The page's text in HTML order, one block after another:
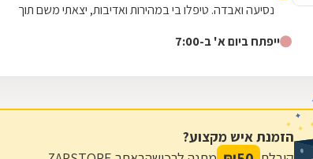
נסיעה ואבדה. טיפלו בי במהירות ואדיבות, יצאתי משם תוך
ייפתח ביום א' ב-7:00
הזמנת איש מקצוע?